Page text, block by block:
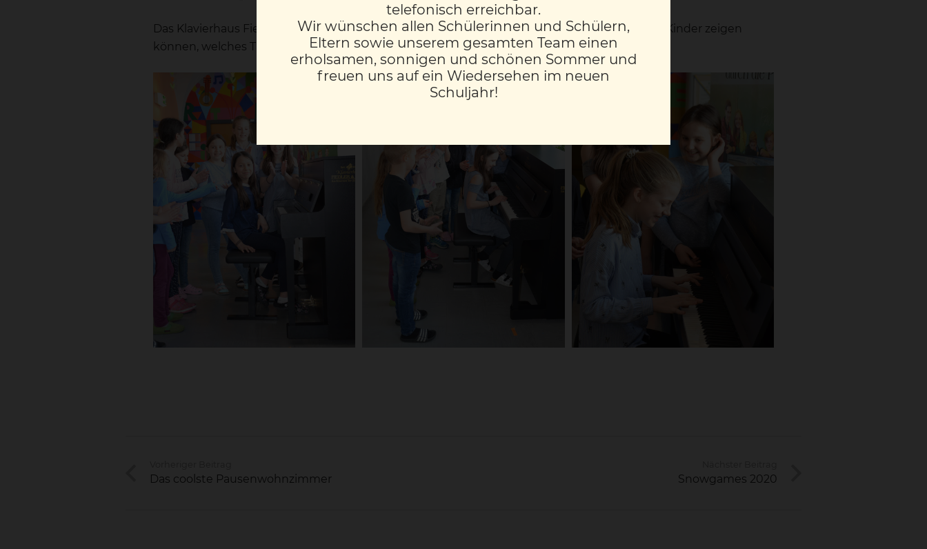
Das Klavierhaus Fiedler stellt der VS Ferdinandeum ein Klavier zur Verfügung – damit unsere Kinder zeigen
können, welches Talent in ihnen steckt.
Das coolste Pausenwohnzimmer Snowgames 2020
telefonisch erreichbar.
Wir wünschen allen Schülerinnen und Schülern,
Eltern sowie unserem gesamten Team einen
erholsamen, sonnigen und schönen Sommer und
freuen uns auf ein Wiedersehen im neuen
Schuljahr!